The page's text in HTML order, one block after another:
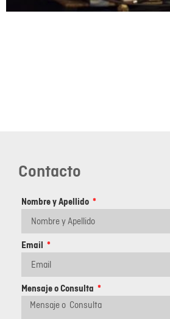
Contacto
Nombre y Apellido
Email
Mensaje o Consulta